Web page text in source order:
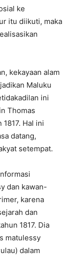
ke
itu diikuti, maka
kekayaan alam
Maluku
ini
Thomas
Hal ini
datang,
setempat.
dan kawan-
karena
dan
1817. Dia
matulessy
dalam